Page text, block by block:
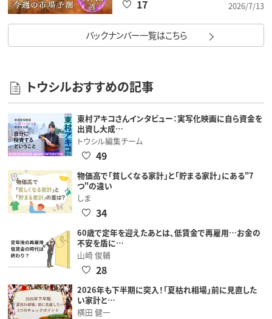
2026/7/13
17
バックナンバー一覧はこちら
トウシルおすすめの記事
東村アキコさんインタビュー：実写化映画に自ら資金を
出資し大成…
トウシル編集チーム
49
物価高で「貧しくなる家計」と「貯まる家計」にある"7
つ"の違い
しま
34
60歳で定年を迎えたあとは、低賃金で再雇用…お金の
不安を盾に…
山崎 俊輔
28
2026年も下半期に突入！「夏枯れ相場」前に見直した
い家計と…
横田 健一